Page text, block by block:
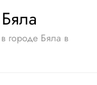
городе Бяла в